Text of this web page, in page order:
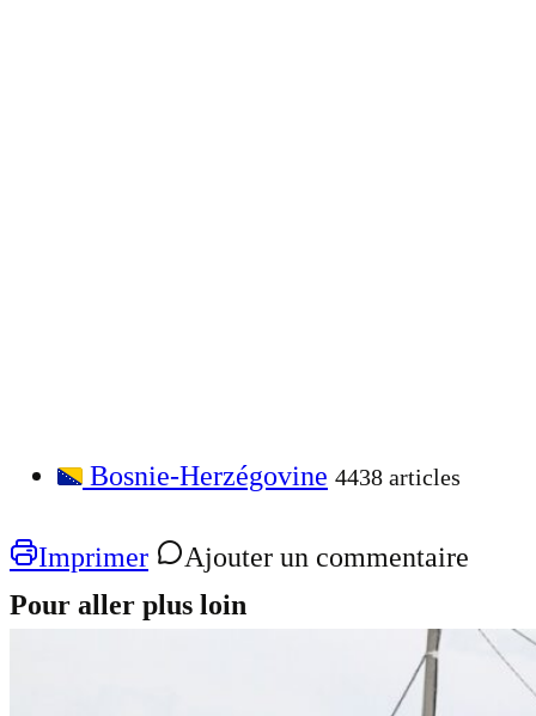
Bosnie-Herzégovine 4438 articles
Imprimer
Ajouter un commentaire
Pour aller plus loin